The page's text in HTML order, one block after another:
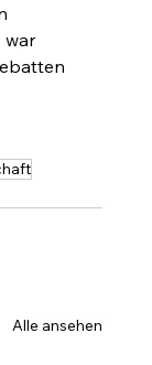
war
Alle ansehen